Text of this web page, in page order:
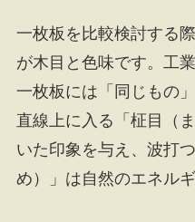
一枚板を比較検討する
が木目と色味です。工
一枚板には「同じもの
直線上に入る「柾目（
いた印象を与え、波打
め）」は自然のエネル